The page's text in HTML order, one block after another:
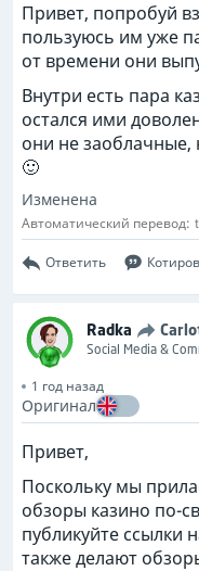
Привет, попробуй
пользуюсь им уже
от времени они
Внутри есть пара
остался ими
они не
🙂
Изменена
Автоматический перевод:
Ответить
Radka
Social Media &
1 год назад
Оригинал
Привет,
Поскольку мы
обзоры казино по-
публикуйте ссылки
также делают